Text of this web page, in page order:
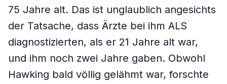
75 Jahre alt. Das ist unglaublich angesichts
der Tatsache, dass Ärzte bei ihm ALS
diagnostizierten, als er 21 Jahre alt war,
und ihm noch zwei Jahre gaben. Obwohl
Hawking bald völlig gelähmt war, forschte